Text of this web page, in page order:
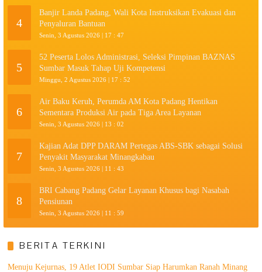
4
Banjir Landa Padang, Wali Kota Instruksikan Evakuasi dan
Penyaluran Bantuan
Senin, 3 Agustus 2026 | 17 : 47
5
52 Peserta Lolos Administrasi, Seleksi Pimpinan BAZNAS
Sumbar Masuk Tahap Uji Kompetensi
Minggu, 2 Agustus 2026 | 17 : 52
6
Air Baku Keruh, Perumda AM Kota Padang Hentikan
Sementara Produksi Air pada Tiga Area Layanan
Senin, 3 Agustus 2026 | 13 : 02
7
Kajian Adat DPP DARAM Pertegas ABS-SBK sebagai Solusi
Penyakit Masyarakat Minangkabau
Senin, 3 Agustus 2026 | 11 : 43
8
BRI Cabang Padang Gelar Layanan Khusus bagi Nasabah
Pensiunan
Senin, 3 Agustus 2026 | 11 : 59
BERITA TERKINI
Menuju Kejurnas, 19 Atlet IODI Sumbar Siap Harumkan Ranah Minang